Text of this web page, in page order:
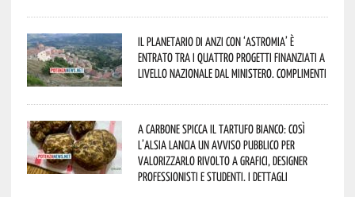
Il Planetario di Anzi con ‘Astromia’ è
entrato tra i quattro progetti finanziati a
livello nazionale dal Ministero. Complimenti
A Carbone spicca il tartufo bianco: così
l’Alsia lancia un avviso pubblico per
valorizzarlo rivolto a grafici, designer
professionisti e studenti. I dettagli